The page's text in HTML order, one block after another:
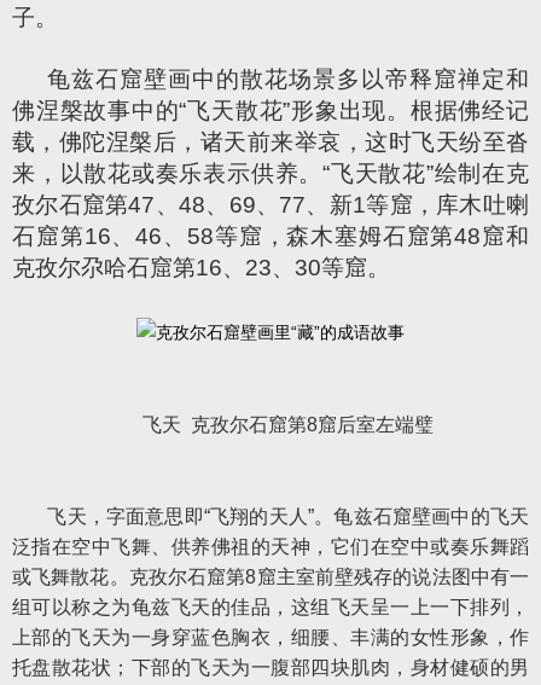
子。
龟兹石窟壁画中的散花场景多以帝释窟禅定和
佛涅槃故事中的“飞天散花”形象出现。根据佛经记
载，佛陀涅槃后，诸天前来举哀，这时飞天纷至沓
来，以散花或奏乐表示供养。“飞天散花”绘制在克
孜尔石窟第47、48、69、77、新1等窟，库木吐喇
石窟第16、46、58等窟，森木塞姆石窟第48窟和
克孜尔尕哈石窟第16、23、30等窟。
飞天 克孜尔石窟第8窟后室左端璧
飞天，字面意思即“飞翔的天人”。龟兹石窟壁画中的飞天
泛指在空中飞舞、供养佛祖的天神，它们在空中或奏乐舞蹈
或飞舞散花。克孜尔石窟第8窟主室前壁残存的说法图中有一
组可以称之为龟兹飞天的佳品，这组飞天呈一上一下排列，
上部的飞天为一身穿蓝色胸衣，细腰、丰满的女性形象，作
托盘散花状；下部的飞天为一腹部四块肌肉，身材健硕的男